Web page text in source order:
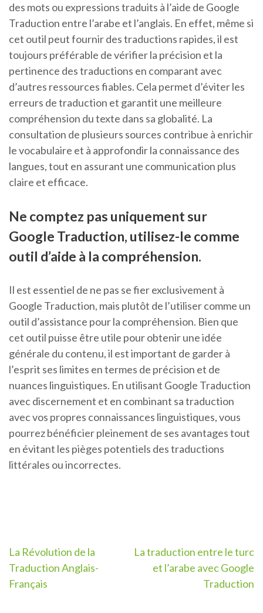
des mots ou expressions traduits à l’aide de Google
Traduction entre l’arabe et l’anglais. En effet, même si
cet outil peut fournir des traductions rapides, il est
toujours préférable de vérifier la précision et la
pertinence des traductions en comparant avec
d’autres ressources fiables. Cela permet d’éviter les
erreurs de traduction et garantit une meilleure
compréhension du texte dans sa globalité. La
consultation de plusieurs sources contribue à enrichir
le vocabulaire et à approfondir la connaissance des
langues, tout en assurant une communication plus
claire et efficace.
Ne comptez pas uniquement sur
Google Traduction, utilisez-le comme
outil d’aide à la compréhension.
Il est essentiel de ne pas se fier exclusivement à
Google Traduction, mais plutôt de l’utiliser comme un
outil d’assistance pour la compréhension. Bien que
cet outil puisse être utile pour obtenir une idée
générale du contenu, il est important de garder à
l’esprit ses limites en termes de précision et de
nuances linguistiques. En utilisant Google Traduction
avec discernement et en combinant sa traduction
avec vos propres connaissances linguistiques, vous
pourrez bénéficier pleinement de ses avantages tout
en évitant les pièges potentiels des traductions
littérales ou incorrectes.
Navigation
de
La Révolution de la
Traduction Anglais-
Français
La traduction entre le turc
et l’arabe avec Google
Traduction